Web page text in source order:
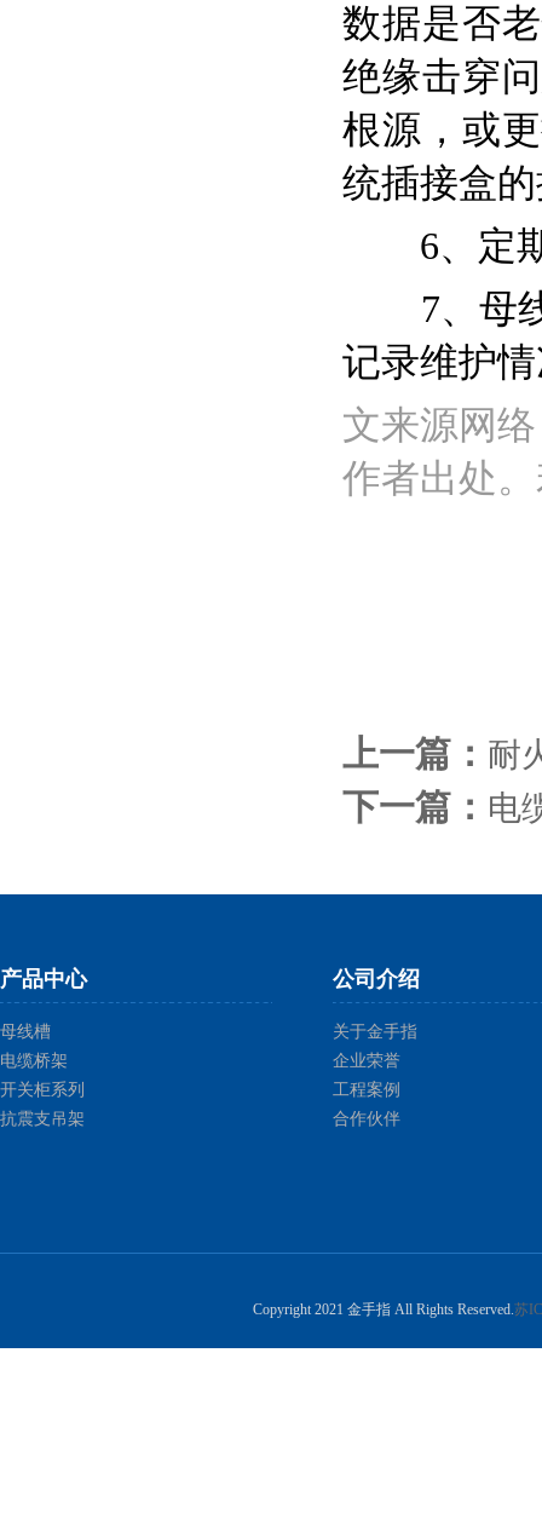
数据是否
绝缘击穿
根源，或
统插接盒
6、定
7、母
记录维护
文来源网
作者出处
上一篇： 耐
下一篇： 电
产品中心
母线槽
电缆桥架
开关柜系列
抗震支吊架
公司介绍
关于金手指
企业荣誉
工程案例
合作伙伴
Copyright 2021 金手指 All Rights Reserved.苏